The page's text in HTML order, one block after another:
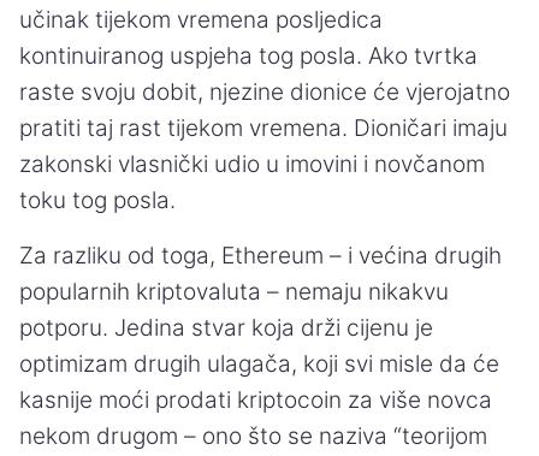
učinak tijekom vremena posljedica
kontinuiranog uspjeha tog posla. Ako tvrtka
raste svoju dobit, njezine dionice će vjerojatno
pratiti taj rast tijekom vremena. Dioničari imaju
zakonski vlasnički udio u imovini i novčanom
toku tog posla.
Za razliku od toga, Ethereum – i većina drugih
popularnih kriptovaluta – nemaju nikakvu
potporu. Jedina stvar koja drži cijenu je
optimizam drugih ulagača, koji svi misle da će
kasnije moći prodati kriptocoin za više novca
nekom drugom – ono što se naziva “teorijom